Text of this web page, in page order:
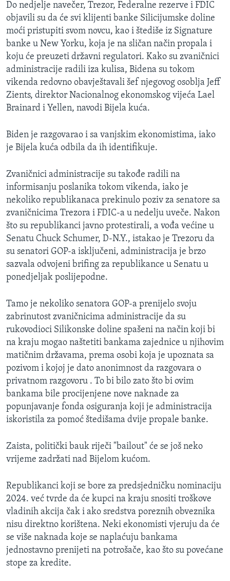
Do nedjelje navečer, Trezor, Federalne rezerve i FDIC
objavili su da će svi klijenti banke Silicijumske doline
moći pristupiti svom novcu, kao i štediše iz Signature
banke u New Yorku, koja je na sličan način propala i
koju će preuzeti državni regulatori. Kako su zvaničnici
administracije radili iza kulisa, Bidena su tokom
vikenda redovno obavještavali šef njegovog osoblja Jeff
Zients, direktor Nacionalnog ekonomskog vijeća Lael
Brainard i Yellen, navodi Bijela kuća.
Biden je razgovarao i sa vanjskim ekonomistima, iako
je Bijela kuća odbila da ih identifikuje.
Zvaničnici administracije su takođe radili na
informisanju poslanika tokom vikenda, iako je
nekoliko republikanaca prekinulo poziv za senatore sa
zvaničnicima Trezora i FDIC-a u nedelju uveče. Nakon
što su republikanci javno protestirali, a vođa većine u
Senatu Chuck Schumer, D-N.Y., istakao je Trezoru da
su senatori GOP-a isključeni, administracija je brzo
sazvala odvojeni brifing za republikance u Senatu u
ponedjeljak poslijepodne.
Tamo je nekoliko senatora GOP-a prenijelo svoju
zabrinutost zvaničnicima administracije da su
rukovodioci Silikonske doline spašeni na način koji bi
na kraju mogao naštetiti bankama zajednice u njihovim
matičnim državama, prema osobi koja je upoznata sa
pozivom i kojoj je dato anonimnost da razgovara o
privatnom razgovoru . To bi bilo zato što bi ovim
bankama bile procijenjene nove naknade za
popunjavanje fonda osiguranja koji je administracija
iskoristila za pomoć štedišama dvije propale banke.
Zaista, politički bauk riječi "bailout" će se još neko
vrijeme zadržati nad Bijelom kućom.
Republikanci koji se bore za predsjedničku nominaciju
2024. već tvrde da će kupci na kraju snositi troškove
vladinih akcija čak i ako sredstva poreznih obveznika
nisu direktno korištena. Neki ekonomisti vjeruju da će
se više naknada koje se naplaćuju bankama
jednostavno prenijeti na potrošače, kao što su povećane
stope za kredite.